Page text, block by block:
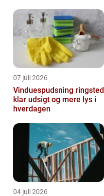
07 juli 2026
Vinduespudsning ringsted
klar udsigt og mere lys i
hverdagen
04 juli 2026